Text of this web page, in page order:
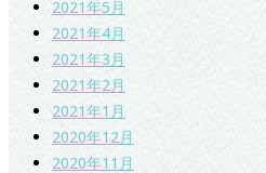
2021年5月
2021年4月
2021年3月
2021年2月
2021年1月
2020年12月
2020年11月